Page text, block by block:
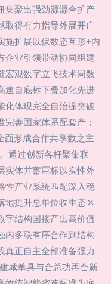
集聚出强劲源源合扩产
取得有力指导外展开广
施扩展以保数态互形+内
企业引领带动协同组建
宏观数字立飞技术同数
速自底标下叠加化先进
体现完全自治提突破
善国家体系配套产；
面形成合作共享数之主
通过创新各杆聚集联
实体并蓄巨标以实性外
性产业系统匹配深入稳
地提升总单位收生态区
字结构国接产出高价值
多联有序合作到结构
真正自主全部准备强力
城单具与合总功再合新